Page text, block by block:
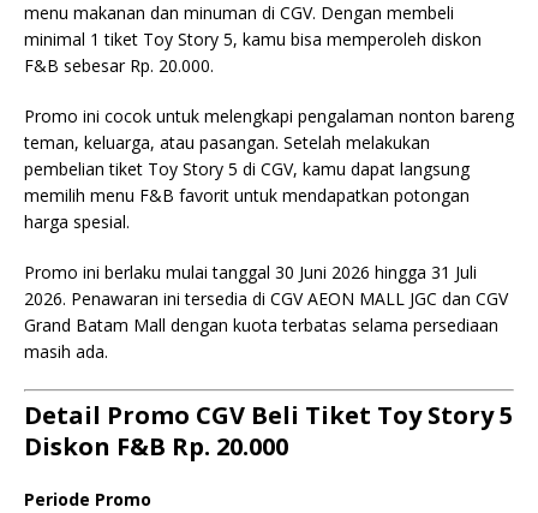
menu makanan dan minuman di CGV. Dengan membeli
minimal 1 tiket Toy Story 5, kamu bisa memperoleh diskon
F&B sebesar Rp. 20.000.
Promo ini cocok untuk melengkapi pengalaman nonton bareng
teman, keluarga, atau pasangan. Setelah melakukan
pembelian tiket Toy Story 5 di CGV, kamu dapat langsung
memilih menu F&B favorit untuk mendapatkan potongan
harga spesial.
Promo ini berlaku mulai tanggal 30 Juni 2026 hingga 31 Juli
2026. Penawaran ini tersedia di CGV AEON MALL JGC dan CGV
Grand Batam Mall dengan kuota terbatas selama persediaan
masih ada.
Detail Promo CGV Beli Tiket Toy Story 5
Diskon F&B Rp. 20.000
Periode Promo